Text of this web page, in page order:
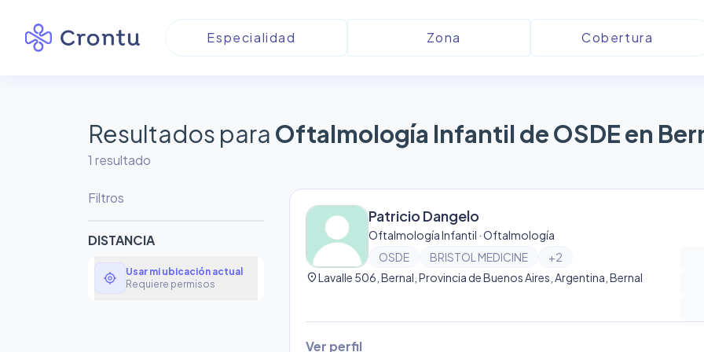
Resultados para Oftalmología Infantil de OSDE en
1 resultado
Filtros
DISTANCIA
my_location
Usar mi ubicación actual
Requiere permisos
Patricio Dangelo
Oftalmología Infantil · Oftalmología
OSDE
BRISTOL MEDICINE +2
location_onLavalle 506, Bernal, Provincia de Buenos Aires, Argentina, Bernal
Ver perfil